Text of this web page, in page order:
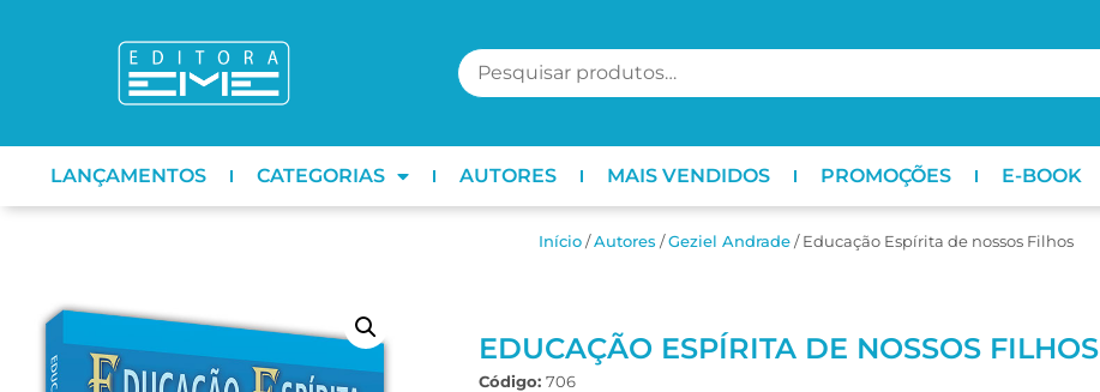
LANÇAMENTOS CATEGORIAS AUTORES MAIS VENDIDOS PROMOÇÕES E-BOOK
Início/ㅤAutores /Geziel Andrade/ Educação Espírita de nossos Filhos
EDUCAÇÃO ESPÍRITA DE NOSSOS FILHOS
Código: 706